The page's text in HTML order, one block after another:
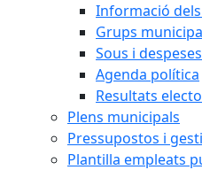
Informació
Grups
Sous i
Agenda política
Resultats
Plens municipals
Pressupostos i
Plantilla empleats